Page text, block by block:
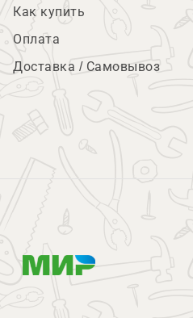
Как купить
Оплата
Доставка / Самовывоз